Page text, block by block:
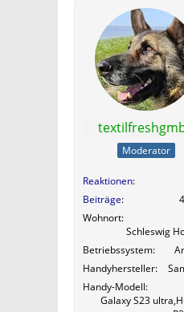
Moderator
Reaktionen
Beiträge
Wohnort
Schleswig
Betriebssystem
Handyhersteller
Handy-Modell
Galaxy S23